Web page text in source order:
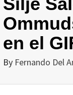
en el
By Fernando Del